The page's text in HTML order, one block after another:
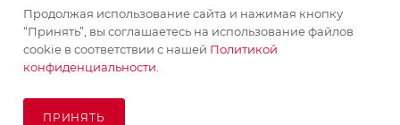
ПОМОЩЬ
ПОДПИСАТЬСЯ НА РАССЫЛКУ
Продолжая использование сайта и нажимая кнопку
“Принять”, вы соглашаетесь на использование файлов
cookie в соответствии с нашей Политикой
конфиденциальности.
ПРИНЯТЬ